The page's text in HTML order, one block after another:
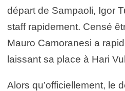
départ de Sampaoli, Igor
staff rapidement. Censé
Mauro Camoranesi a
laissant sa place à Hari
Alors qu’officiellement, le